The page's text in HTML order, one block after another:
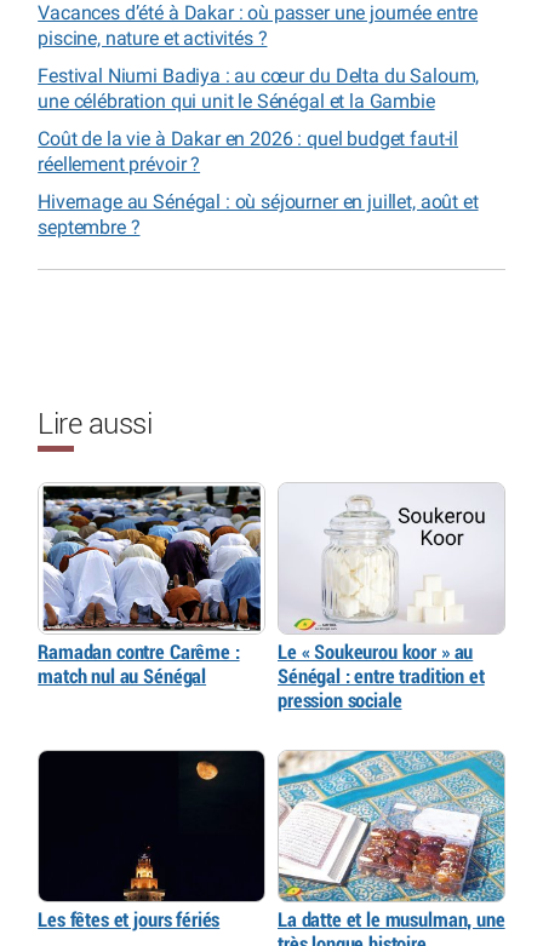
Vacances d’été à Dakar : où passer une journée entre
piscine, nature et activités ?
Festival Niumi Badiya : au cœur du Delta du Saloum,
une célébration qui unit le Sénégal et la Gambie
Coût de la vie à Dakar en 2026 : quel budget faut-il
réellement prévoir ?
Hivernage au Sénégal : où séjourner en juillet, août et
septembre ?
Lire aussi
Ramadan contre Carême :
match nul au Sénégal
Le « Soukeurou koor » au
Sénégal : entre tradition et
pression sociale
Les fêtes et jours fériés
La datte et le musulman, une